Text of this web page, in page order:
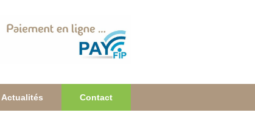
Actualités Contact